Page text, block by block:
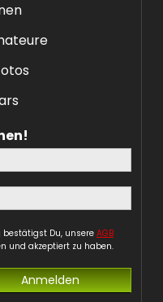
bestätigst Du, unsere AGB
und akzeptiert zu haben.